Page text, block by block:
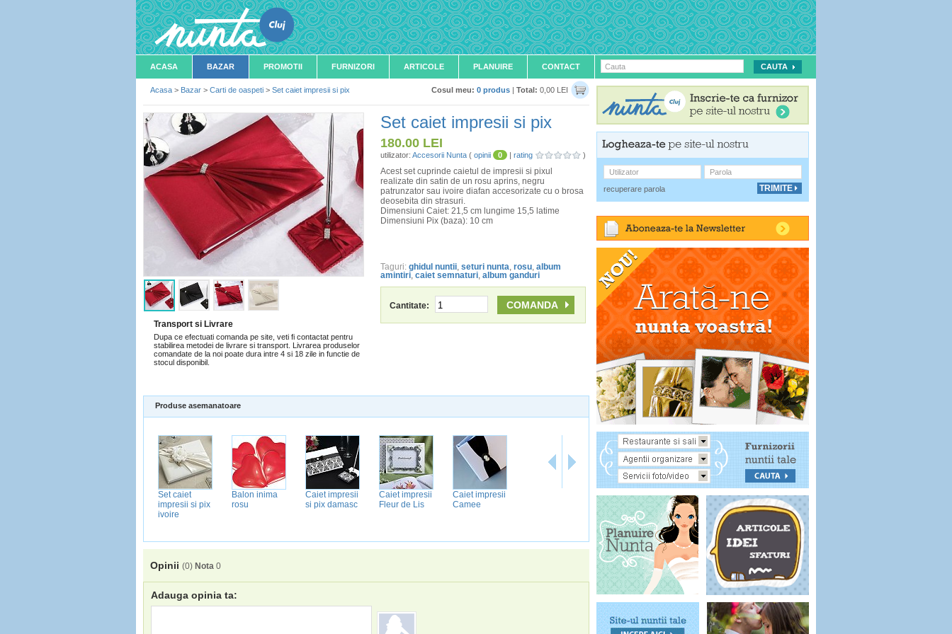
ACASA BAZAR PROMOTII FURNIZORI ARTICOLE PLANUIRE CONTACT Cauta
Cosul meu: 0 produs | Total: 0,00 LEI
Acasa > Bazar > Carti de oaspeti > Set caiet impresii si pix
Transport si Livrare
Dupa ce efectuati comanda pe site, veti fi contactat pentru
stabilirea metodei de livrare si transport. Livrarea produselor
comandate de la noi poate dura intre 4 si 18 zile in functie de
stocul disponibil.
Set caiet impresii si pix
180.00 LEI
utilizator: Accesorii Nunta ( opinii 0 | rating )
Acest set cuprinde caietul de impresii si pixul
realizate din satin de un rosu aprins, negru
patrunzator sau ivoire diafan accesorizate cu o brosa
deosebita din strasuri.
Dimensiuni Caiet: 21,5 cm lungime 15,5 latime
Dimensiuni Pix (baza): 10 cm
Taguri: ghidul nuntii, seturi nunta, rosu, album
amintiri, caiet semnaturi, album ganduri
Cantitate:
Produse asemanatoare
Set caiet
impresii si pix
ivoire
Balon inima
rosu
Caiet impresii
si pix damasc
Caiet impresii
Fleur de Lis
Caiet impresii
Camee
Caiet impresii
si pix lila
Caiet impresii
nunta
Caiet impresii
si pix mov
Opinii (0) Nota 0
Adauga opinia ta:
Utilizator
Parola
recuperare parola